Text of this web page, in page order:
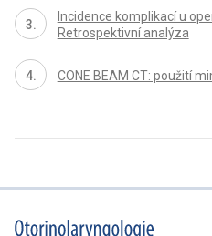
Incidence komplikací u
Retrospektivní analýza
CONE BEAM CT: použití